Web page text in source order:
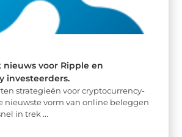
nieuws voor Ripple en
investeerders.
strategieën voor cryptocurrency-
nieuwste vorm van online beleggen
in trek ...